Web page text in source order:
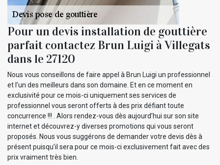
Pour un devis installation de gouttière
parfait contactez Brun Luigi à Villegats
dans le 27120
Nous vous conseillons de faire appel à Brun Luigi un professionnel
et l’un des meilleurs dans son domaine. Et en ce moment en
exclusivité pour ce mois-ci uniquement ses services de
professionnel vous seront offerts à des prix défiant toute
concurrence !!! . Alors rendez-vous dès aujourd’hui sur son site
internet et découvrez-y diverses promotions qui vous seront
proposés. Nous vous suggérons de demander votre devis dès à
présent puisqu’il sera pour ce mois-ci exclusivement fait avec des
prix vraiment très bien.